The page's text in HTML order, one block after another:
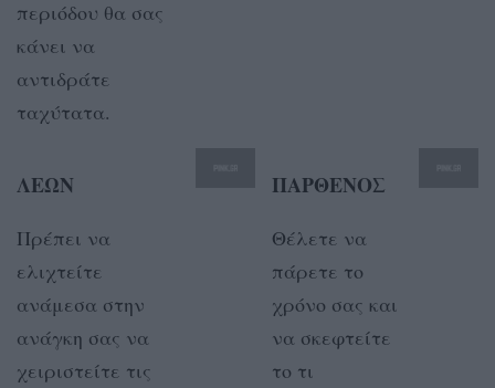
περιόδου θα σας
κάνει να
αντιδράτε
ταχύτατα.
ΛΕΩΝ
Πρέπει να
ελιχτείτε
ανάμεσα στην
ανάγκη σας να
χειριστείτε τις
ΠΑΡΘΕΝΟΣ
Θέλετε να
πάρετε το
χρόνο σας και
να σκεφτείτε
το τι